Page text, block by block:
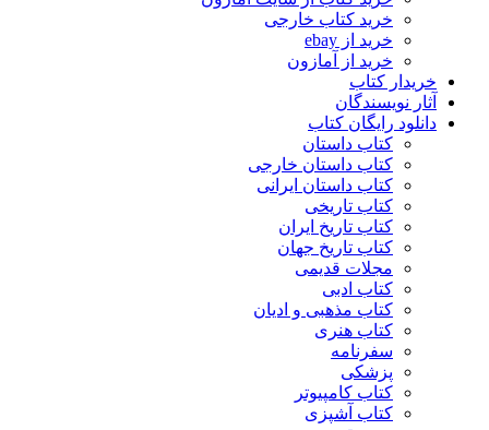
خرید کتاب خارجی
خرید از ebay
خرید از آمازون
خریدار کتاب
آثار نویسندگان
دانلود رایگان کتاب
کتاب داستان
کتاب داستان خارجی
کتاب داستان ایرانی
کتاب تاریخی
کتاب تاریخ ایران
کتاب تاریخ جهان
مجلات قدیمی
کتاب ادبی
کتاب مذهبی و ادیان
کتاب هنری
سفرنامه
پزشکی
کتاب کامپیوتر
کتاب آشپزی